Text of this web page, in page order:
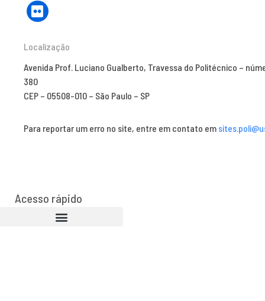
Localização
Avenida Prof. Luciano Gualberto, Travessa do Politécnico –
380
CEP – 05508-010 – São Paulo – SP
Para reportar um erro no site, entre em contato em
Acesso rápido